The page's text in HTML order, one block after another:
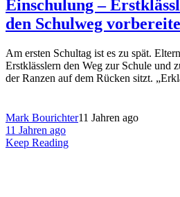
Einschulung –
den Schulweg
Am ersten Schultag ist es zu spät.
Erstklässlern den Weg zur Schule und
der Ranzen auf dem Rücken sitzt.
Mark Bourichter11 Jahren ago
11 Jahren ago
Keep Reading